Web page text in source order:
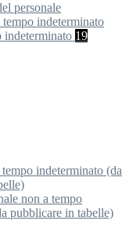
personale
tempo indeterminato
indeterminato 19
indeterminato (da
non a tempo
pubblicare in tabelle)